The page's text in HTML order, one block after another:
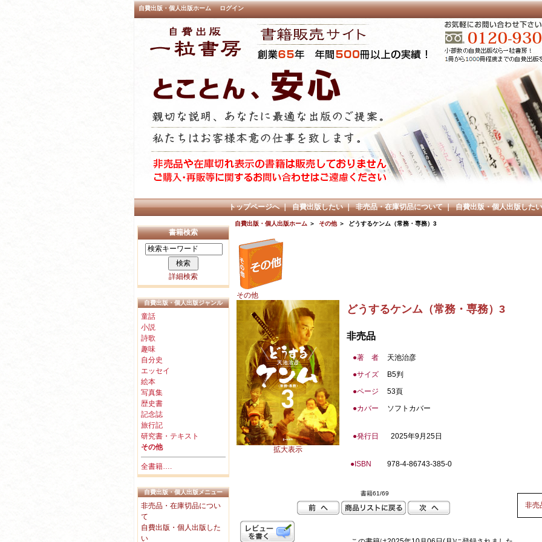
自費出版・個人出版ホーム ログイン
トップページへ｜自費出版したい｜非売品・在庫切品について｜自費出版・個人出版したい
書籍検索
詳細検索
自費出版・個人出版ジャンル
童話
小説
詩歌
趣味
自分史
エッセイ
絵本
写真集
歴史書
記念誌
旅行記
研究書・テキスト
その他
全書籍….
自費出版・個人出版メニュー
非売品・在庫切品につい
て
自費出版・個人出版した
い
自費出版・個人出版ホーム＞ その他＞ どうするケンム（常務・専務）3
その他
拡大表示
どうするケンム（常務・専務）3
非売品
●著 者
天池治彦
●サイズ
B5判
●ページ
53頁
●カバー
ソフトカバー
●発行日 2025年9月25日
● ISBN 978-4-86743-385-0
非売
書籍61/69